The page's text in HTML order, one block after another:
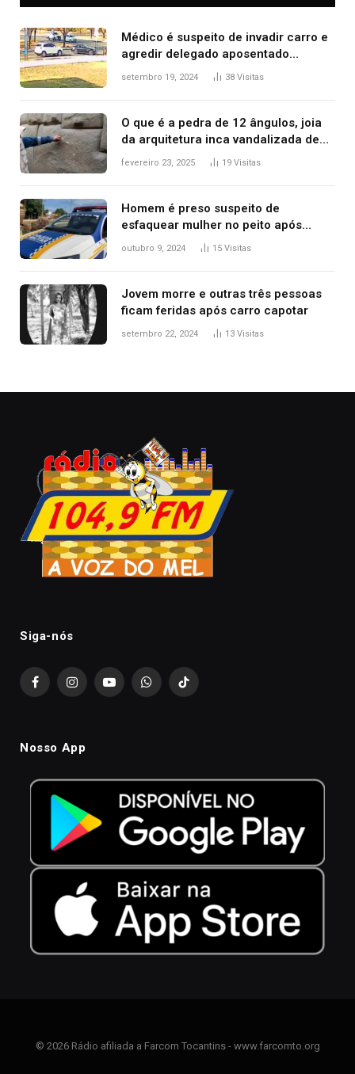
Médico é suspeito de invadir carro e
agredir delegado aposentado
durante confusão no trânsito
setembro 19, 2024 38 Visitas
O que é a pedra de 12 ângulos, joia
da arquitetura inca vandalizada de
forma irrecuperável
fevereiro 23, 2025 19 Visitas
Homem é preso suspeito de
esfaquear mulher no peito após
discussão por causa de drogas, diz
outubro 9, 2024 15 Visitas
Jovem morre e outras três pessoas
ficam feridas após carro capotar
setembro 22, 2024 13 Visitas
Siga-nós
FacebookInstagramYouTubeWhatsAppTikTok
Nosso App
© 2026 Rádio afiliada a Farcom Tocantins - www.farcomto.org